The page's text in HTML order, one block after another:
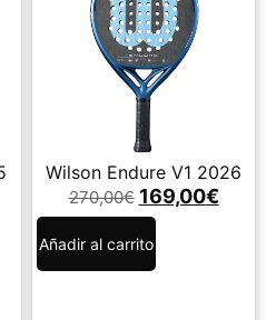
Wilson Endure V1 2026
270,00€ 169,00€
Añadir al carrito